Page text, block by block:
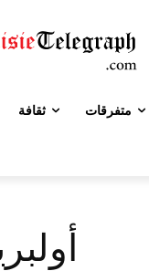
ثقافة متفرقات